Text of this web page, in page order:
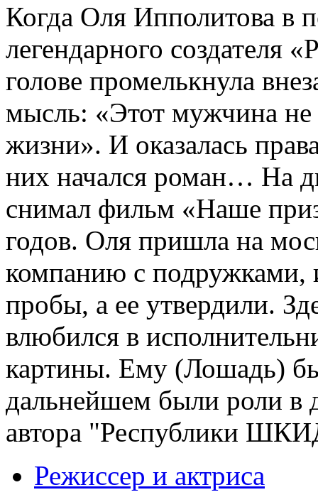
Когда Оля Ипполитова в
легендарного
голове промелькнула
мысль: «Этот мужчина не
жизни». И оказалась
них начался роман… На
снимал фильм «Наше
годов. Оля пришла на
компанию с подружками,
пробы, а ее утвердили.
влюбился в
картины. Ему (Лошадь)
дальнейшем были роли в
автора "Республики
Режиссер и актриса